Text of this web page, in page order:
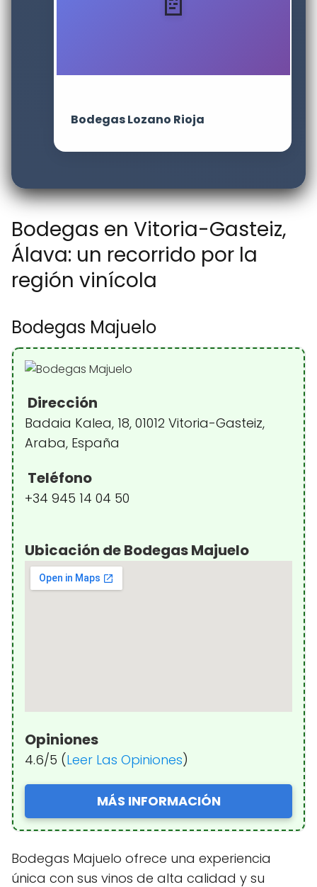
Bodegas Lozano Rioja
Bodegas en Vitoria-Gasteiz,
Álava: un recorrido por la
región vinícola
Bodegas Majuelo
Dirección
Badaia Kalea, 18, 01012 Vitoria-Gasteiz,
Araba, España
Teléfono
+34 945 14 04 50
Ubicación de Bodegas Majuelo
Opiniones
4.6/5 (Leer Las Opiniones)
MÁS INFORMACIÓN
Bodegas Majuelo ofrece una experiencia
única con sus vinos de alta calidad y su